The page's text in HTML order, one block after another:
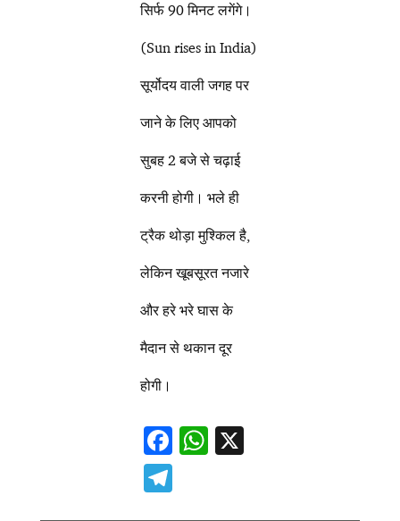
सिर्फ 90 मिनट लगेंगे।
(Sun rises in India)
सूर्योदय वाली जगह पर
जाने के लिए आपको
सुबह 2 बजे से चढ़ाई
करनी होगी। भले ही
ट्रैक थोड़ा मुश्किल है,
लेकिन खूबसूरत नजारे
और हरे भरे घास के
मैदान से थकान दूर
होगी।
F
W